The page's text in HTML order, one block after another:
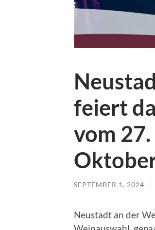
feiert
vom
SEPTEMBER 1, 2024 /
Neustadt an der